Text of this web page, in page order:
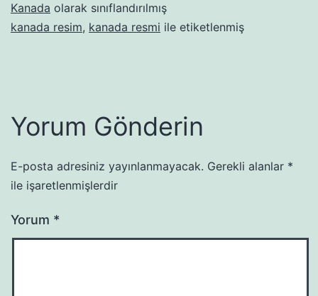
Kanada olarak sınıflandırılmış
kanada resim, kanada resmi ile etiketlenmiş
Yorum Gönderin
E-posta adresiniz yayınlanmayacak. Gerekli alanlar *
ile işaretlenmişlerdir
Yorum *